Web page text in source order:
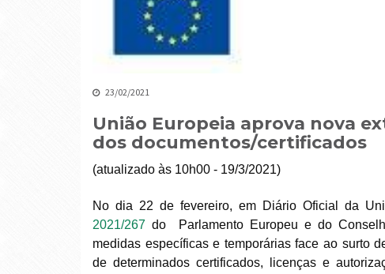
23/02/2021
União Europeia aprova nova
dos documentos/certificados
(atualizado às 10h00 - 19/3/2021)
No dia 22 de fevereiro, em Diário Oficial da
2021/267 do Parlamento Europeu e do
medidas específicas e temporárias face ao surto
de determinados certificados, licenças e